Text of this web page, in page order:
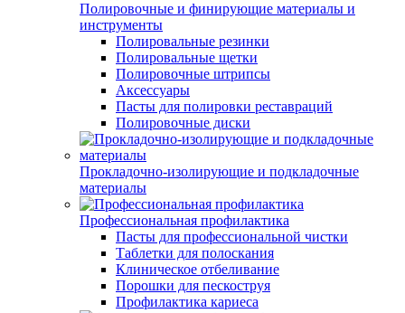
Полировочные и финирующие материалы и
инструменты
Полировальные резинки
Полировальные щетки
Полировочные штрипсы
Аксессуары
Пасты для полировки реставраций
Полировочные диски
Прокладочно-изолирующие и подкладочные
материалы
Профессиональная профилактика
Пасты для профессиональной чистки
Таблетки для полоскания
Клиническое отбеливание
Порошки для пескоструя
Профилактика кариеса